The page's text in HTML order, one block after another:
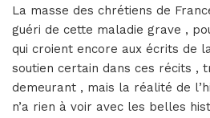
La masse des chrétiens de
guéri de cette maladie grave ,
qui croient encore aux écrits de
soutien certain dans ces récits ,
demeurant , mais la réalité de
n’a rien à voir avec les belles